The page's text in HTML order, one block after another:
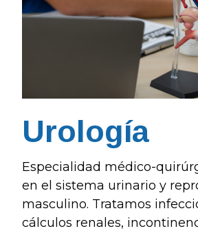
Urología
Especialidad médico-
en el sistema urinario y
masculino. Tratamos
cálculos renales,